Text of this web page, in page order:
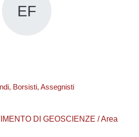
EF
Borsisti, Assegnisti
DI GEOSCIENZE / Area